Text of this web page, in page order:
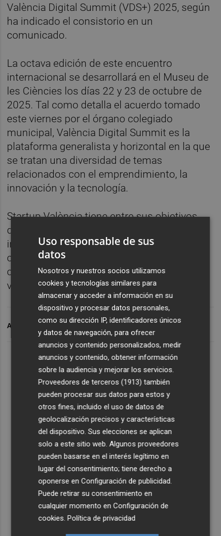
València Digital Summit (VDS+) 2025, según
ha indicado el consistorio en un
comunicado.
La octava edición de este encuentro
internacional se desarrollará en el Museu de
les Ciències los días 22 y 23 de octubre de
2025. Tal como detalla el acuerdo tomado
este viernes por el órgano colegiado
municipal, València Digital Summit es la
plataforma generalista y horizontal en la que
se tratan una diversidad de temas
relacionados con el emprendimiento, la
innovación y la tecnología.
Startup València tiene entre sus objetivos
desarrollar la capacidad emprendedora e
innovadora del ecosistema valenciano, así
como incentivar la cooperación y
crecimiento del ecosistema empresarial
valenciano.
ARCHIVADO EN VALENCIA DIGITAL SUMMIT
Uso responsable de sus
datos
Nosotros y nuestros socios utilizamos
cookies y tecnologías similares para
almacenar y acceder a información en su
dispositivo y procesar datos personales,
como su dirección IP, identificadores únicos
y datos de navegación, para ofrecer
anuncios y contenido personalizados, medir
anuncios y contenido, obtener información
sobre la audiencia y mejorar los servicios.
Proveedores de terceros (1913) también
pueden procesar sus datos para estos y
otros fines, incluido el uso de datos de
geolocalización precisos y características
del dispositivo. Sus elecciones se aplican
solo a este sitio web. Algunos proveedores
pueden basarse en el interés legítimo en
lugar del consentimiento; tiene derecho a
oponerse enConfiguración de publicidad.
Puede retirar su consentimiento en
cualquier momento enConfiguración de
cookies.Política de privacidad